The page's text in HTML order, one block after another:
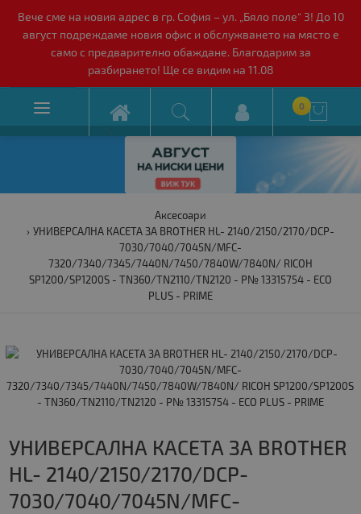
Вече сме на новия адрес в гр. София – ул. „Бяло поле“ 3! До 10
август подреждаме новия офис и обслужването на място е
само с предварително обаждане. Благодарим за
разбирането! Ще се видим на 11.08
 0 
Аксесоари
УНИВЕРСАЛНА КАСЕТА ЗА BROTHER HL- 2140/2150/2170/DCP-
7030/7040/7045N/MFC-
7320/7340/7345/7440N/7450/7840W/7840N/ RICOH
SP1200/SP1200S - TN360/TN2110/TN2120 - P№ 13315754 - ECO
PLUS - PRIME
УНИВЕРСАЛНА КАСЕТА ЗА BROTHER
HL- 2140/2150/2170/DCP-
7030/7040/7045N/MFC-